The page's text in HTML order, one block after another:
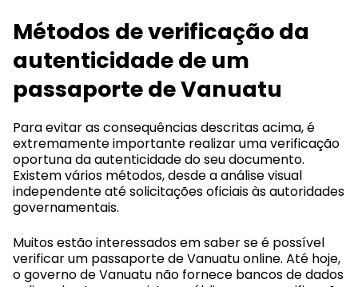
Métodos de verificação da
autenticidade de um
passaporte de Vanuatu
Para evitar as consequências descritas acima, é
extremamente importante realizar uma verificação
oportuna da autenticidade do seu documento.
Existem vários métodos, desde a análise visual
independente até solicitações oficiais às autoridades
governamentais.
Muitos estão interessados em saber se é possível
verificar um passaporte de Vanuatu online. Até hoje,
o governo de Vanuatu não fornece bancos de dados